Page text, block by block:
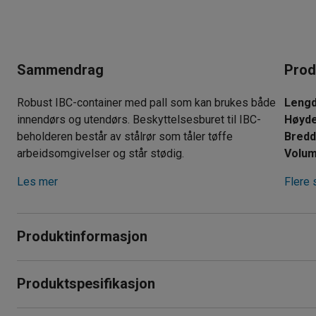
Sammendrag
Robust IBC-container med pall som kan brukes både
innendørs og utendørs. Beskyttelsesburet til IBC-
beholderen består av stålrør som tåler tøffe
arbeidsomgivelser og står stødig.
Les mer Flere
Produktinformasjon
beholderen har en slitesterk konstruksjon med et
Produktspesifikasjon